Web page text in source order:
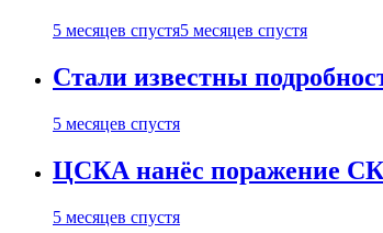
5 месяцев спустя5 месяцев спустя
Стали известны
5 месяцев спустя
ЦСКА нанёс поражение
5 месяцев спустя